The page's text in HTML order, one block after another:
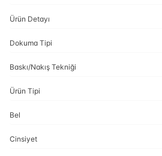
Ürün Detayı
Dokuma Tipi
Baskı/Nakış Tekniği
Ürün Tipi
Bel
Cinsiyet